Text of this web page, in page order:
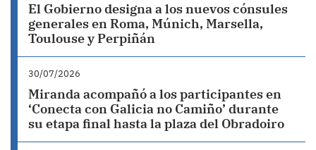
El Gobierno designa a los nuevos cónsules
generales en Roma, Múnich, Marsella,
Toulouse y Perpiñán
30/07/2026
Miranda acompañó a los participantes en
‘Conecta con Galicia no Camiño’ durante
su etapa final hasta la plaza del Obradoiro